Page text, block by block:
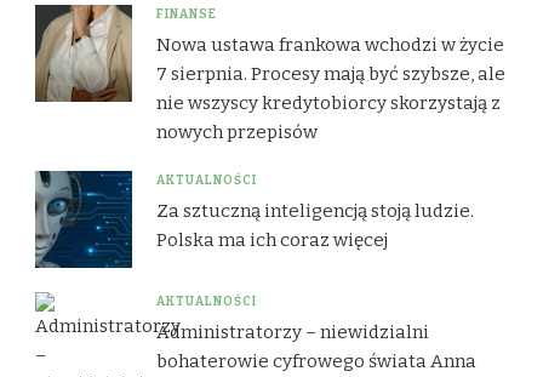
FINANSE
Nowa ustawa frankowa wchodzi w życie
7 sierpnia. Procesy mają być szybsze, ale
nie wszyscy kredytobiorcy skorzystają z
nowych przepisów
AKTUALNOŚCI
Za sztuczną inteligencją stoją ludzie.
Polska ma ich coraz więcej
AKTUALNOŚCI
Administratorzy – niewidzialni
bohaterowie cyfrowego świata Anna